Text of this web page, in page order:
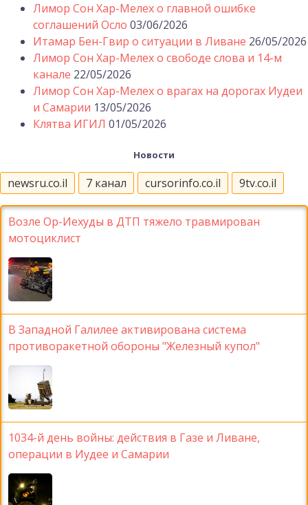
Лимор Сон Хар-Мелех о главной ошибке
соглашений Осло 03/06/2026
Итамар Бен-Гвир о ситуации в Ливане 26/05/2026
Лимор Сон Хар-Мелех о свободе слова и 14-м
канале 22/05/2026
Лимор Сон Хар-Мелех о врагах на дорогах Иудеи
и Самарии 13/05/2026
Клятва ИГИЛ 01/05/2026
Новости
newsru.co.il 7 канал cursorinfo.co.il 9tv.co.il
Возле Ор-Иехуды в ДТП тяжело травмирован
мотоциклист
В Западной Галилее активирована система
противоракетной обороны "Железный купол"
1034-й день войны: действия в Газе и Ливане,
операции в Иудее и Самарии